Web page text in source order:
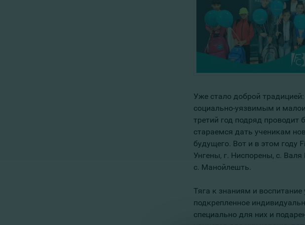
Уже стало доброй
социально-уязвимым и
третий год подряд проводит
стараемся дать ученикам
будущего. Вот и в этом году
Унгены, г. Ниспорены, с.
с. Манойлешть.
Тяга к знаниям и
подкрепленное
специально для них и